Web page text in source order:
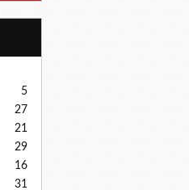
5
27
21
29
16
31